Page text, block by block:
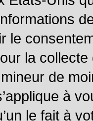
le
la
de
à
le fait à